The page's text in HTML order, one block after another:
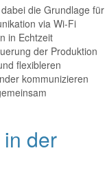
die Grundlage für
via Wi-Fi
in Echtzeit
der Produktion
flexibleren
kommunizieren
der